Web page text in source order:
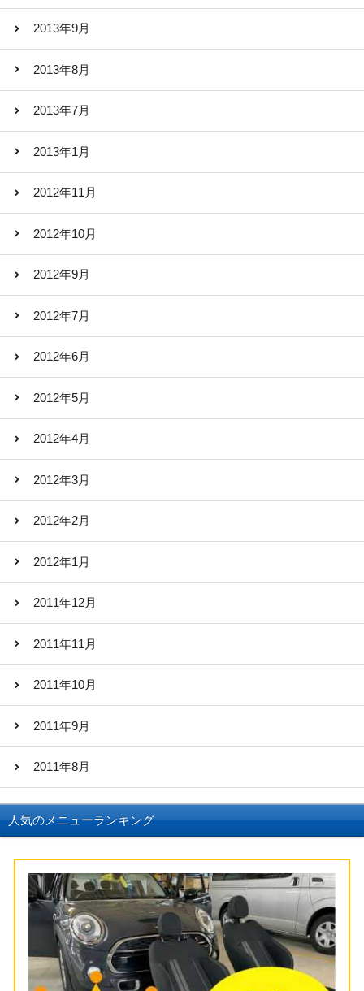
2013年9月
2013年8月
2013年7月
2013年1月
2012年11月
2012年10月
2012年9月
2012年7月
2012年6月
2012年5月
2012年4月
2012年3月
2012年2月
2012年1月
2011年12月
2011年11月
2011年10月
2011年9月
2011年8月
人気のメニューランキング